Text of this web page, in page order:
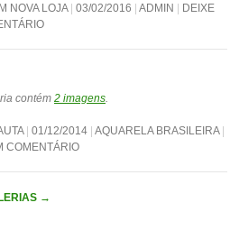
NOVA LOJA 03/02/2016 ADMIN
DEIXE
contém 2 imagens
01/12/2014 AQUARELA BRASILEIRA
COMENTÁRIO
→